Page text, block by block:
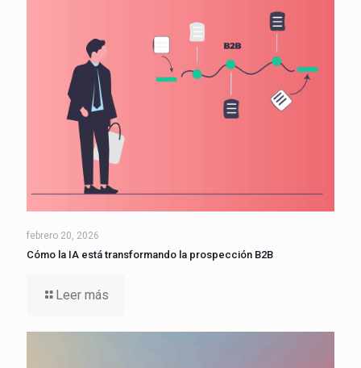
febrero 20, 2026
Cómo la IA está transformando la prospección B2B
Leer más